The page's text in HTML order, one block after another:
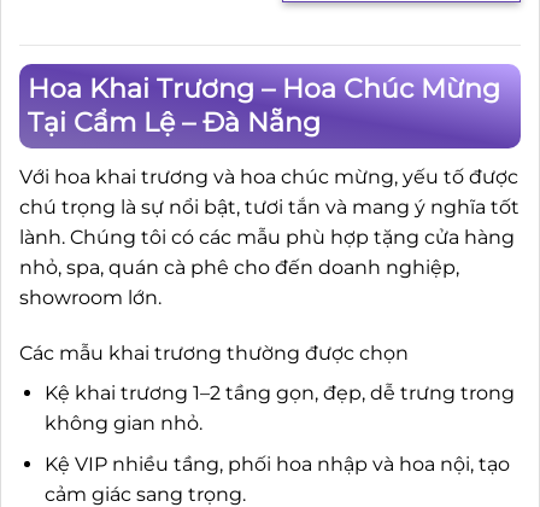
Hoa Khai Trương – Hoa Chúc Mừng
Tại Cẩm Lệ – Đà Nẵng
Với hoa khai trương và hoa chúc mừng, yếu tố được
chú trọng là sự nổi bật, tươi tắn và mang ý nghĩa tốt
lành. Chúng tôi có các mẫu phù hợp tặng cửa hàng
nhỏ, spa, quán cà phê cho đến doanh nghiệp,
showroom lớn.
Các mẫu khai trương thường được chọn
Kệ khai trương 1–2 tầng gọn, đẹp, dễ trưng trong
không gian nhỏ.
Kệ VIP nhiều tầng, phối hoa nhập và hoa nội, tạo
cảm giác sang trọng.